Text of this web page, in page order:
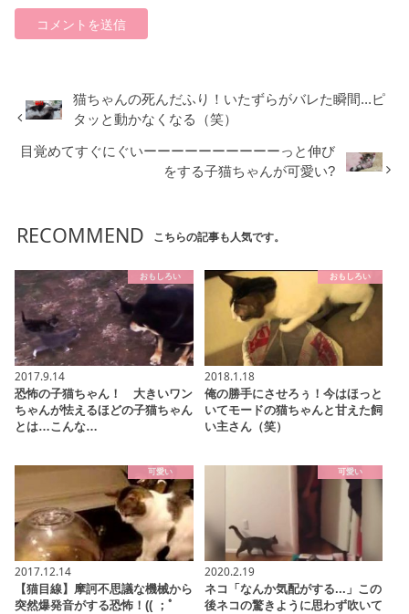
猫ちゃんの死んだふり！いたずらがバレた瞬間...ピ
タッと動かなくなる（笑）
目覚めてすぐにぐいーーーーーーーーーーっと伸び
をする子猫ちゃんが可愛い?
RECOMMEND こちらの記事も人気です。
おもしろい
2017.9.14
恐怖の子猫ちゃん！ 大きいワン
ちゃんが怯えるほどの子猫ちゃん
とは…こんな…
おもしろい
2018.1.18
俺の勝手にさせろぅ！今はほっと
いてモードの猫ちゃんと甘えた飼
い主さん（笑）
可愛い
2017.12.14
【猫目線】摩訶不思議な機械から
突然爆発音がする恐怖！(( ；ﾟ
可愛い
2020.2.19
ネコ「なんか気配がする...」この
後ネコの驚きように思わず吹いて